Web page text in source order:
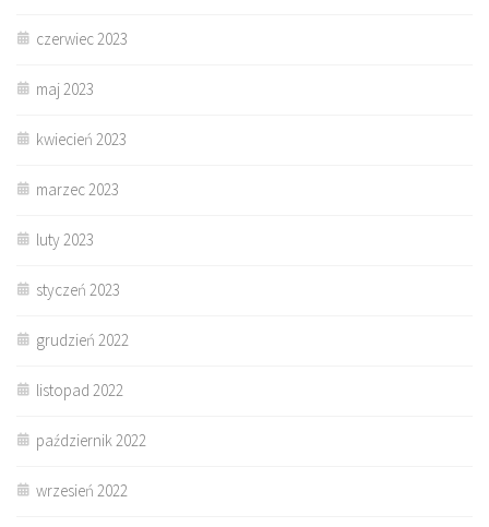
czerwiec 2023
maj 2023
kwiecień 2023
marzec 2023
luty 2023
styczeń 2023
grudzień 2022
listopad 2022
październik 2022
wrzesień 2022